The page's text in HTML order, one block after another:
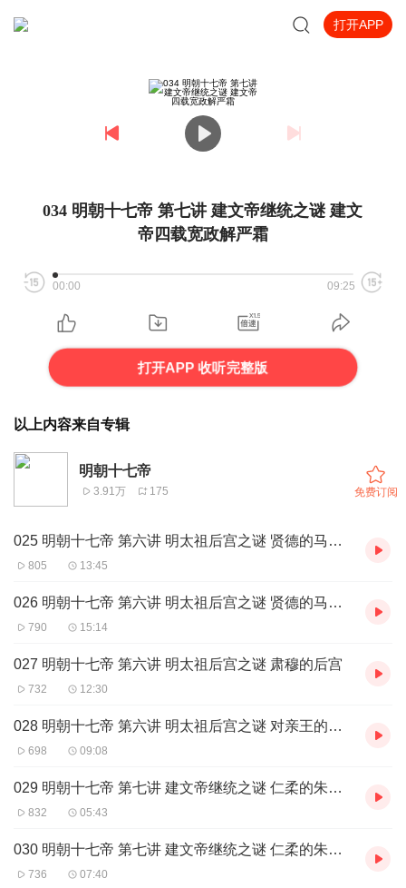
打开APP
034 明朝十七帝 第七讲 建文帝继统之谜 建文
帝四载宽政解严霜
00:00 09:25
打开APP 收听完整版
以上内容来自专辑
明朝十七帝
3.91万 175 免费订阅
025 明朝十七帝 第六讲 明太祖后宫之谜 贤德的马皇后 上
805 13:45
026 明朝十七帝 第六讲 明太祖后宫之谜 贤德的马皇后 下
790 15:14
027 明朝十七帝 第六讲 明太祖后宫之谜 肃穆的后宫
732 12:30
028 明朝十七帝 第六讲 明太祖后宫之谜 对亲王的培养教育
698 09:08
029 明朝十七帝 第七讲 建文帝继统之谜 仁柔的朱标父子 上
832 05:43
030 明朝十七帝 第七讲 建文帝继统之谜 仁柔的朱标父子 中
736 07:40